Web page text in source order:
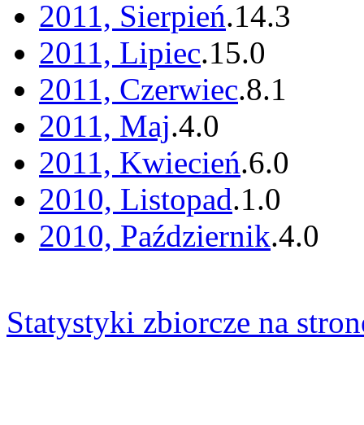
2011, Sierpień.14.3
2011, Lipiec.15.0
2011, Czerwiec.8.1
2011, Maj.4.0
2011, Kwiecień.6.0
2010, Listopad.1.0
2010, Październik.4.0
Statystyki zbiorcze na